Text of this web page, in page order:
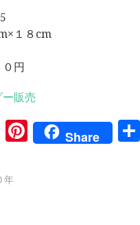
１８cm
円
販売
LinePinterest
Share
年